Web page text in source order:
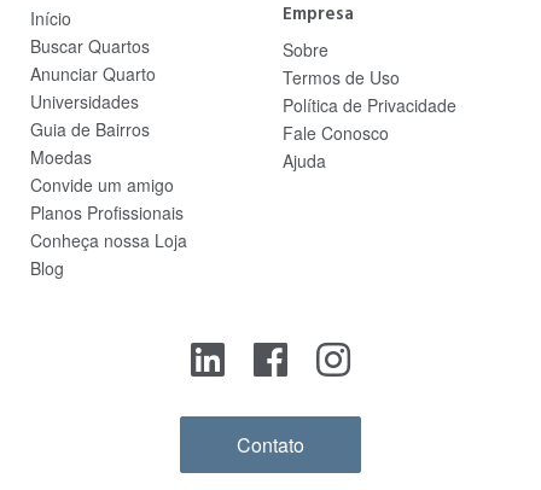
Início
Buscar Quartos
Anunciar Quarto
Universidades
Guia de Bairros
Moedas
Convide um amigo
Planos Profissionais
Conheça nossa Loja
Blog
Empresa
Sobre
Termos de Uso
Política de Privacidade
Fale Conosco
Ajuda
Contato